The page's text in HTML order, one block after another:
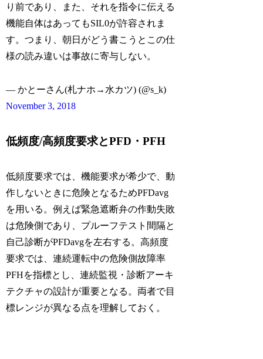
り前であり、また、それを指令に伝える
機能自体はあってもSIL0が許容されま
す。つまり、朝日がどう書こうとこの仕
様の読み違いは事故に寄与しない。
— かとーさん(札ナホ→水カツ) (@s_k)
November 3, 2018
低頻度/高頻度要求とPFD・PFH
低頻度要求では、機能要求が希少で、動
作しないときに危険となるためPFDavg
を用いる。例えば緊急遮断弁の作動失敗
は危険側であり、プルーフテスト間隔と
自己診断がPFDavgを左右する。高頻度
要求では、連続運転中の危険側故障率
PFHを指標とし、連続監視・診断アーキ
テクチャの設計が重要となる。両者で目
標レンジが異なる点を理解しておく。